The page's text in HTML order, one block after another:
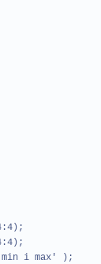
min i max' );